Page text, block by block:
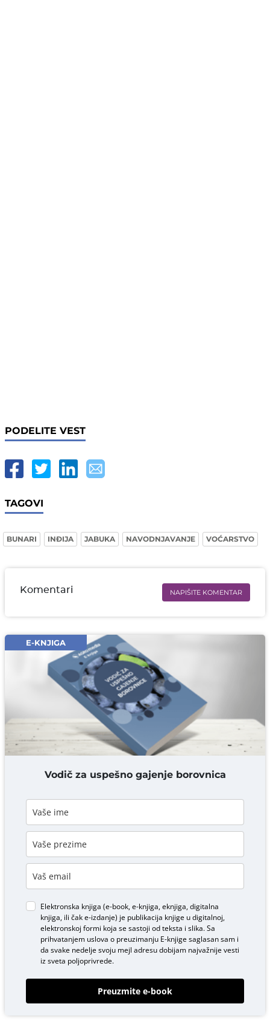
PODELITE VEST
TAGOVI
BUNARI INĐIJA JABUKA NAVODNJAVANJE VOĆARSTVO
Komentari NAPIŠITE KOMENTAR
Email* obavezno
Komentar* obavezno
DODAJ KOMENTAR
E-KNJIGA
Vodič za uspešno gajenje borovnica
Elektronska knjiga (e-book, e-knjiga, eknjiga, digitalna
knjiga, ili čak e-izdanje) je publikacija knjige u digitalnoj,
elektronskoj formi koja se sastoji od teksta i slika. Sa
prihvatanjem uslova o preuzimanju E-knjigesaglasan sam i
da svake nedelje svoju mejl adresu dobijam najvažnije vesti
iz sveta poljoprivrede.
Preuzmite e-book